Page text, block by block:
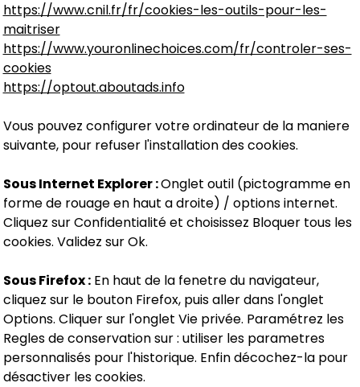
https://www.cnil.fr/fr/cookies-les-outils-pour-les-
maitriser
https://www.youronlinechoices.com/fr/controler-ses-
cookies
https://optout.aboutads.info
Vous pouvez configurer votre ordinateur de la maniere
suivante, pour refuser l'installation des cookies.
Sous Internet Explorer :Onglet outil (pictogramme en
forme de rouage en haut a droite) / options internet.
Cliquez sur Confidentialité et choisissez Bloquer tous les
cookies. Validez sur Ok.
Sous Firefox :En haut de la fenetre du navigateur,
cliquez sur le bouton Firefox, puis aller dans l'onglet
Options. Cliquer sur l'onglet Vie privée. Paramétrez les
Regles de conservation sur : utiliser les parametres
personnalisés pour l'historique. Enfin décochez-la pour
désactiver les cookies.